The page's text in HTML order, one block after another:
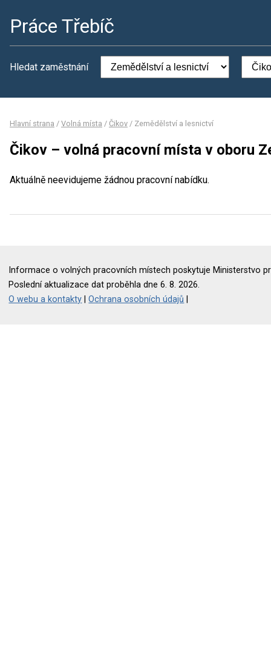
Práce Třebíč
Hledat zaměstnání
Hlavní strana / Volná místa / Čikov / Zemědělství a lesnictví
Čikov – volná pracovní místa v oboru
Aktuálně neevidujeme žádnou pracovní nabídku.
Informace o volných pracovních místech poskytuje Ministerstvo
Poslední aktualizace dat proběhla dne 6. 8. 2026.
O webu a kontakty |Ochrana osobních údajů